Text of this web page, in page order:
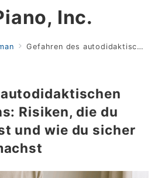
Inc.
Gefahren des autodidaktischen Klavierspielens: Risiken, die du kennen solltest und wie du sicher Fortschritte machst
Risiken, die du
und wie du sicher